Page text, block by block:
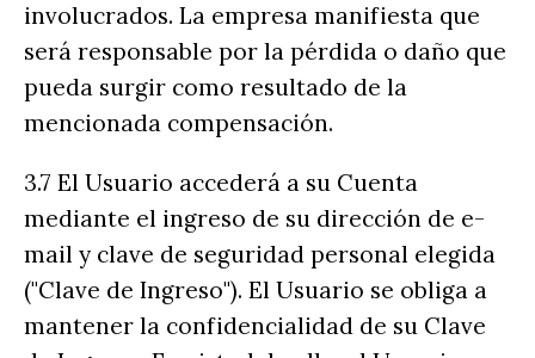
involucrados. La empresa manifiesta que
será responsable por la pérdida o daño que
pueda surgir como resultado de la
mencionada compensación.
3.7 El Usuario accederá a su Cuenta
mediante el ingreso de su dirección de e-
mail y clave de seguridad personal elegida
("Clave de Ingreso"). El Usuario se obliga a
mantener la confidencialidad de su Clave